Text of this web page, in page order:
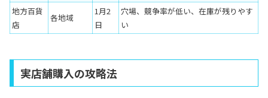
地方百貨
店
各地域
1月2
日
穴場、競争率が低い、在庫が残りやす
い
実店舗購入の攻略法